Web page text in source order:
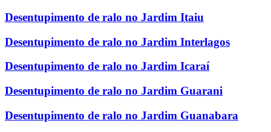
Desentupimento de ralo no Jardim Itaiu
Desentupimento de ralo no Jardim Interlagos
Desentupimento de ralo no Jardim Icaraí
Desentupimento de ralo no Jardim Guarani
Desentupimento de ralo no Jardim Guanabara